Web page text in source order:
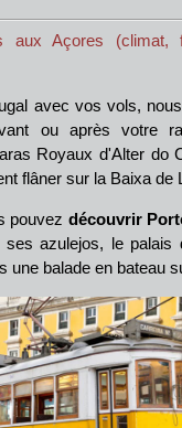
aux Açores (climat,
avec vos vols,
ou après votre
Royaux d'Alter do
flâner sur la Baixa de
pouvez découvrir
azulejos, le
une balade en bateau